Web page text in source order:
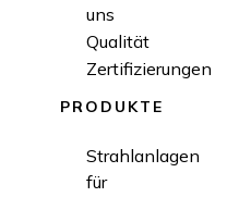
uns
Qualität
Zertifizierungen
PRODUKTE
Strahlanlagen
für